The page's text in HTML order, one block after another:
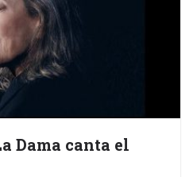
Dama canta el